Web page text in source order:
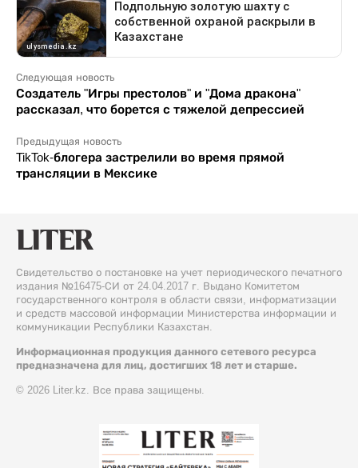
Следующая новость
Создатель "Игры престолов" и "Дома дракона"
рассказал, что борется с тяжелой депрессией
Предыдущая новость
TikTok-блогера застрелили во время прямой
трансляции в Мексике
Свидетельство о постановке на учет периодического печатного
издания №16475-СИ от 24.04.2017 г. Выдано Комитетом
государственного контроля в области связи, информатизации
и средств массовой информации Министерства информации и
коммуникации Республики Казахстан.
Информационная продукция данного сетевого ресурса
предназначена для лиц, достигших 18 лет и старше.
© 2026 Liter.kz. Все права защищены.